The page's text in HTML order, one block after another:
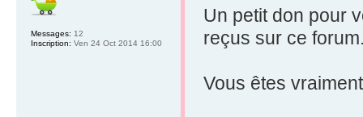
Un petit don pour
reçus sur ce
Vous êtes
Messages: 12
Inscription: Ven 24 Oct 2014 16:00